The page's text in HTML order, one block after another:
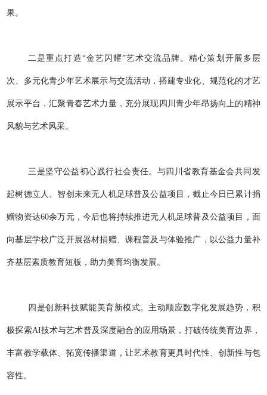
果。
二是重点打造“金艺闪耀”艺术交流品牌。精心策划开展多层
次、多元化青少年艺术展示与交流活动，搭建专业化、规范化的才艺
展示平台，汇聚青春艺术力量，充分展现四川青少年昂扬向上的精神
风貌与艺术风采。
三是坚守公益初心践行社会责任。与四川省教育基金会共同发
起树德立人、智创未来无人机足球普及公益项目，截止今日已累计捐
赠物资达60余万元，今后也将持续推进无人机足球普及公益项目，面
向基层学校广泛开展器材捐赠、课程普及与体验推广，以公益力量补
齐基层素质教育短板，助力美育均衡发展。
四是创新科技赋能美育新模式。主动顺应数字化发展趋势，积
极探索AI技术与艺术普及深度融合的应用场景，打破传统美育边界，
丰富教学载体、拓宽传播渠道，让艺术教育更具时代性、创新性与包
容性。